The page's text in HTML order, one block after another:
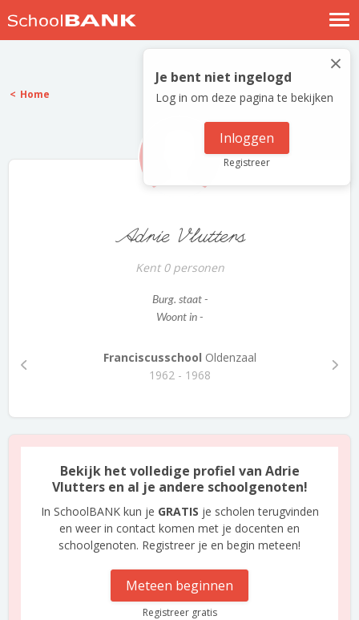
Nostalgische verhalen
Log in
Meld je gratis aan
×
Je bent niet ingelogd
Log in om deze pagina te bekijken
Inloggen
Registreer
Home
Adrie Vlutters
Kent 0 personen
Burg. staat -
Woont in -
Franciscusschool Oldenzaal
1962 - 1968
Bekijk het volledige profiel van Adrie
Vlutters en al je andere schoolgenoten!
In SchoolBANK kun je GRATIS je scholen terugvinden
en weer in contact komen met je docenten en
schoolgenoten. Registreer je en begin meteen!
Meteen beginnen
Registreer gratis